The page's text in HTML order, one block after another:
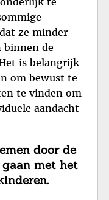
ze minder
binnen de
is belangrijk
om bewust te
te vinden om
aandacht
door de
met het